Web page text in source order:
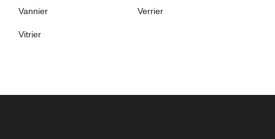
Vannier Verrier
Vitrier